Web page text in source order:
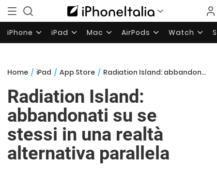
iPhone iPad Mac AirPods Watch
Home / iPad / App Store / Radiation Island: abbandonati su se stessi in una realtà alternativa parallela
Radiation Island:
abbandonati su se
stessi in una realtà
alternativa parallela